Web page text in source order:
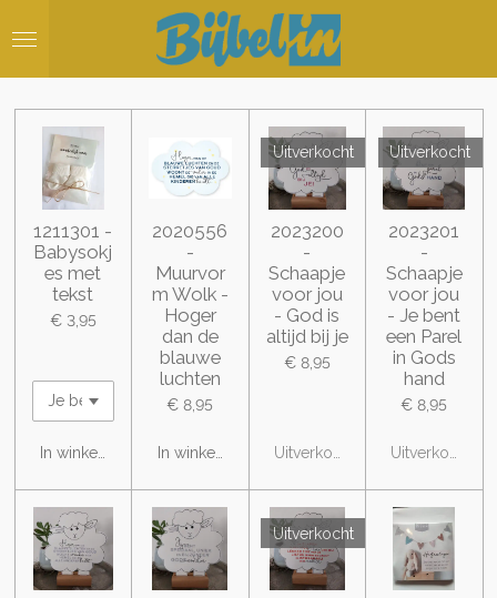
direct
hoofdinhoud
1211301 -
Babysokj
es met
tekst
€ 3,95
In winkelwagen
2020556
-
Muurvor
m Wolk -
Hoger
dan de
blauwe
luchten
€ 8,95
In winkelwagen
Uitverkocht
2023200
-
Schaapje
voor jou
- God is
altijd bij je
€ 8,95
Uitverkocht
Uitverkocht
2023201
-
Schaapje
voor jou
- Je bent
een Parel
in Gods
hand
€ 8,95
Uitverkocht
Uitverkocht